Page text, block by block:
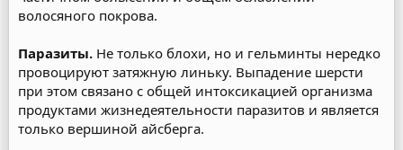
волосяного покрова.
Паразиты. Не только блохи, но и гельминты нередко
провоцируют затяжную линьку. Выпадение шерсти
при этом связано с общей интоксикацией организма
продуктами жизнедеятельности паразитов и является
только вершиной айсберга.